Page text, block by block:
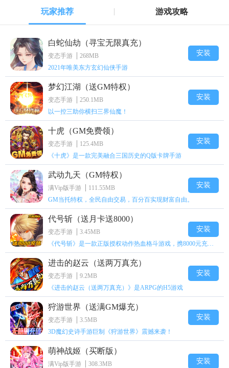
玩家推荐 游戏攻略
白蛇仙劫（寻宝无限真充）
变态手游
268MB
2021年唯美东方玄幻仙侠手游
安装
梦幻江湖（送GM特权）
变态手游
250.1MB
以一控三助你横扫三界仙魔！
安装
十虎（GM免费领）
变态手游
125.4MB
《十虎》是一款完美融合三国历史的Q版卡牌手游
安装
武动九天（GM特权）
满Vip版手游
111.55MB
GM当托特权，全民自由交易，百分百实现财富自由。
安装
代号斩（送月卡送8000）
变态手游
3.45MB
《代号斩》是一款正版授权动作热血格斗游戏，携8000元充值壕礼福利来袭！
安装
进击的赵云（送两万真充）
变态手游
9.2MB
《进击的赵云（送两万真充）》是ARPG的H5游戏
安装
狩游世界（送满GM爆充）
变态手游
3.5MB
3D魔幻史诗手游巨制《狩游世界》震撼来袭！
安装
萌神战姬（买断版）
满Vip版手游 308.3MB 安装